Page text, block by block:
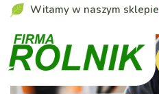
Witamy w naszym sklepie